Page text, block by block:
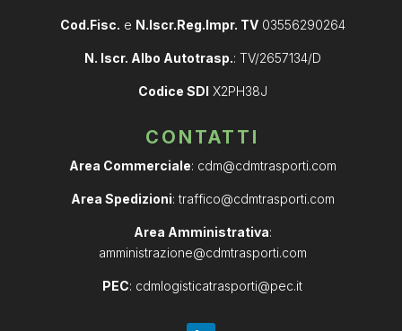
Cod.Fisc. e N.Iscr.Reg.Impr. TV03556290264
N. Iscr. Albo Autotrasp.: TV/2657134/D
Codice SDI X2PH38J
CONTATTI
Area Commerciale: cdm@cdmtrasporti.com
Area Spedizioni: traffico@cdmtrasporti.com
Area Amministrativa:
amministrazione@cdmtrasporti.com
PEC: cdmlogisticatrasporti@pec.it